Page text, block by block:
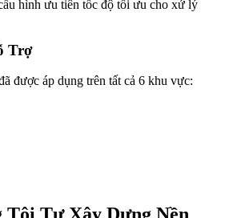
hình ưu tiên tốc độ tối ưu cho xử lý
Trợ
được áp dụng trên tất cả 6 khu vực: